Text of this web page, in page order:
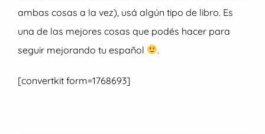
ambas cosas a la vez), usá algún tipo de libro. Es
una de las mejores cosas que podés hacer para
seguir mejorando tu español
.
[convertkit form=1768693]